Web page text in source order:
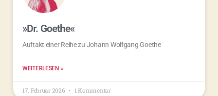
»Dr. Goethe«
Auftakt einer Reihe zu Johann Wolfgang Goethe
WEITERLESEN »
17. Februar 2026 1 Kommentar